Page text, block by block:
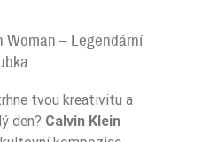
Woman – Legendární
tvou kreativitu a
den? Calvin Klein